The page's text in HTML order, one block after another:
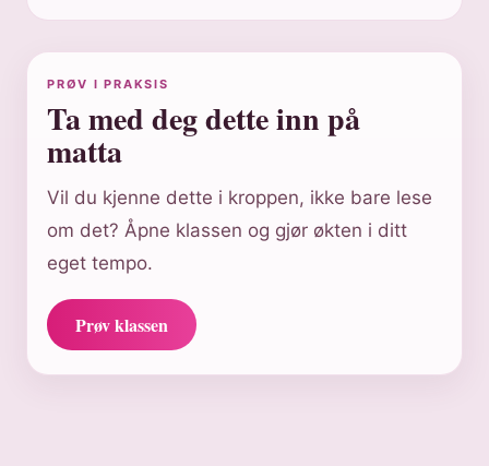
PRØV I PRAKSIS
Ta med deg dette inn på
matta
Vil du kjenne dette i kroppen, ikke bare lese
om det? Åpne klassen og gjør økten i ditt
eget tempo.
Prøv klassen